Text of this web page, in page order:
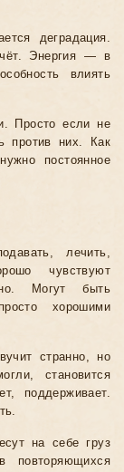
деградация.
Энергия — в
влиять
Просто если не
против них. Как
постоянное
лечить,
чувствуют
Могут быть
хорошими
странно, но
становится
поддерживает.
на себе груз
повторяющихся